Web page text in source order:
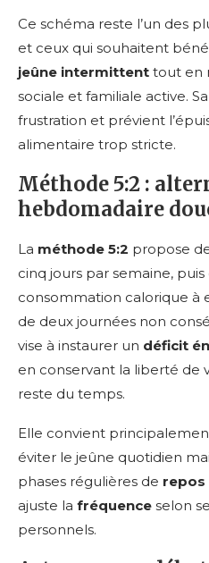
Ce schéma reste l’un des
et ceux qui souhaitent
jeûne intermittent tout en
sociale et familiale active. Sa
frustration et prévient
alimentaire trop stricte.
Méthode 5:2 :
hebdomadaire
La méthode 5:2 propose
cinq jours par semaine,
consommation calorique à
de deux journées non
vise à instaurer un déficit
en conservant la liberté de
reste du temps.
Elle convient
éviter le jeûne quotidien
phases régulières de
ajuste la fréquence selon
personnels.